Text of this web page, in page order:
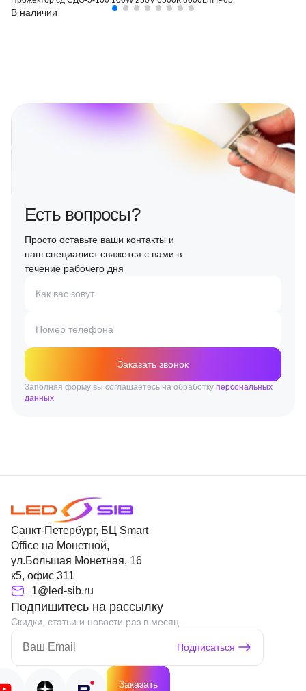
В наличии
Есть вопросы?
Просто оставьте ваши контакты и
наш специалист свяжется с вами в
течение рабочего дня
Как вас зовут
Номер телефона
Заказать звонок
Заполняя форму вы соглашаетесь на обработку персональных
данных
Санкт-Петербург, БЦ Smart
Office на Монетной,
ул.Большая Монетная, 16
к5, офис 311
1@led-sib.ru
Подпишитесь на рассылку
Скидки, статьи и новости раз в месяц
Подписаться
Заказать